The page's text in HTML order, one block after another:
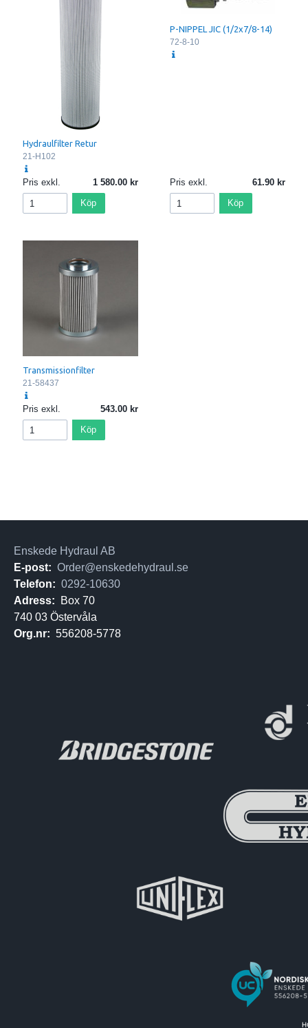
Hydraulfilter Retur
21-H102
Pris exkl. 1 580.00
Köp
P-NIPPEL JIC (1/2x7/8-14)
72-8-10
Pris exkl. 61.90
Köp
Transmissionfilter
21-58437
Pris exkl. 543.00
Köp
Enskede Hydraul AB
E-post: Order@enskedehydraul.se
Telefon: 0292-10630
Adress:
Box 70
740 03 Östervåla
Org.nr: 556208-5778